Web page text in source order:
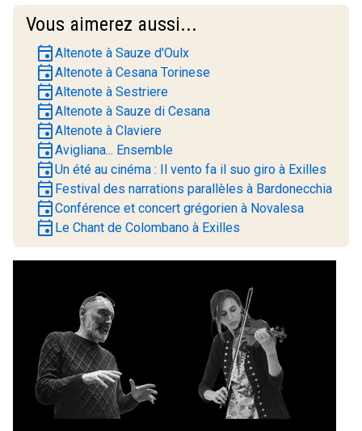
Vous aimerez aussi...
eventAltenote à Sauze d'Oulx
eventAltenote à Cesana Torinese
eventAltenote à Sestriere
eventAltenote à Sauze di Cesana
eventAltenote à Claviere
eventAvigliana... Ensemble
eventUn été au cinéma : Il vento fa il suo giro à Exilles
event Festival des narrations parallèles à Bardonecchia
eventConférence et concert grégorien à Novalesa
event Le Chant de Colombano à Exilles